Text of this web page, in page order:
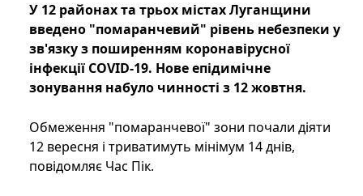
У 12 районах та трьох містах Луганщини
введено "помаранчевий" рівень небезпеки у
зв'язку з поширенням коронавірусної
інфекції COVID-19. Нове епідимічне
зонування набуло чинності з 12 жовтня.
Обмеження "помаранчевої" зони почали діяти
12 вересня і триватимуть мінімум 14 днів,
повідомляє Час Пік.